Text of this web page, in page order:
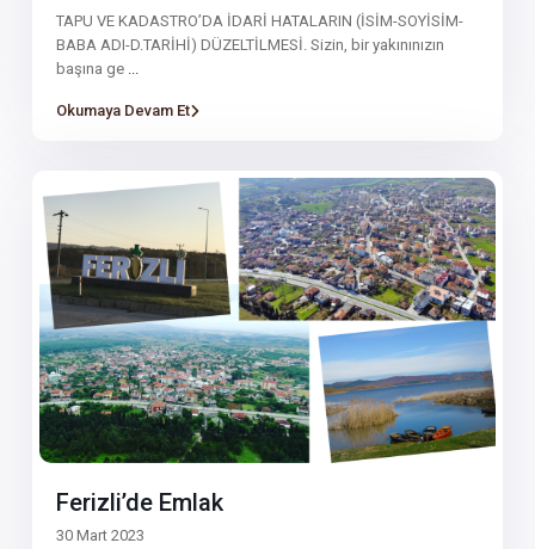
TAPU VE KADASTRO’DA İDARİ HATALARIN (İSİM-SOYİSİM-
BABA ADI-D.TARİHİ) DÜZELTİLMESİ. Sizin, bir yakınınızın
başına ge ...
Okumaya Devam Et
Ferizli’de Emlak
30 Mart 2023